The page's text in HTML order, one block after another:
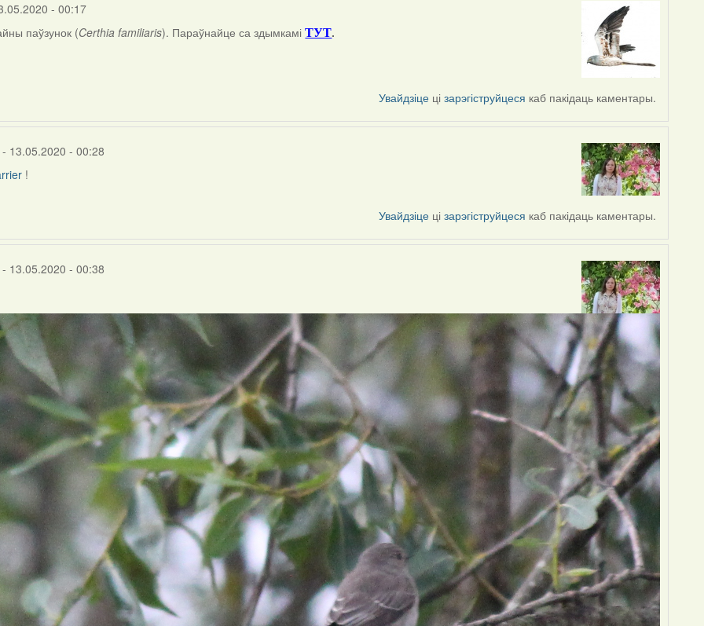
- 00:17
паўзунок (Certhia familiaris). Параўнайце са здымкаміТУТ.
Увайдзіце цізарэгіструйцеся каб пакідаць каментары.
- 13.05.2020 - 00:28
!
Увайдзіце цізарэгіструйцеся каб пакідаць каментары.
- 13.05.2020 - 00:38